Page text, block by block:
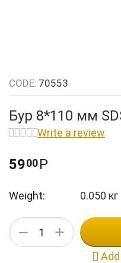
CODE: 70553
Бур 8*110 мм
Write a review
5900 Р
Weight: 0.050 кг
+
−